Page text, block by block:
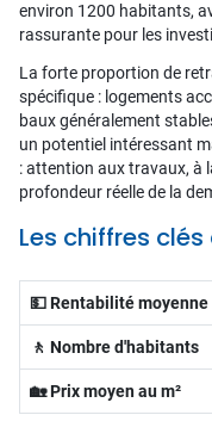
environ 1200 habitants,
rassurante pour les
La forte proportion de
spécifique : logements
baux généralement
un potentiel intéressant
: attention aux travaux, à
profondeur réelle de la
Les chiffres
💵 Rentabilité moyenne
🚶 Nombre d'habitants
🏡 Prix moyen au m²